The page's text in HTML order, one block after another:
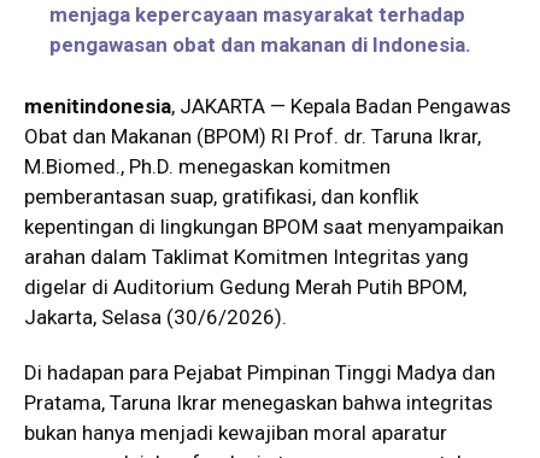
menjaga kepercayaan masyarakat terhadap
pengawasan obat dan makanan di Indonesia.
menitindonesia, JAKARTA — Kepala Badan Pengawas
Obat dan Makanan (BPOM) RI Prof. dr. Taruna Ikrar,
M.Biomed., Ph.D. menegaskan komitmen
pemberantasan suap, gratifikasi, dan konflik
kepentingan di lingkungan BPOM saat menyampaikan
arahan dalam Taklimat Komitmen Integritas yang
digelar di Auditorium Gedung Merah Putih BPOM,
Jakarta, Selasa (30/6/2026).
Di hadapan para Pejabat Pimpinan Tinggi Madya dan
Pratama, Taruna Ikrar menegaskan bahwa integritas
bukan hanya menjadi kewajiban moral aparatur